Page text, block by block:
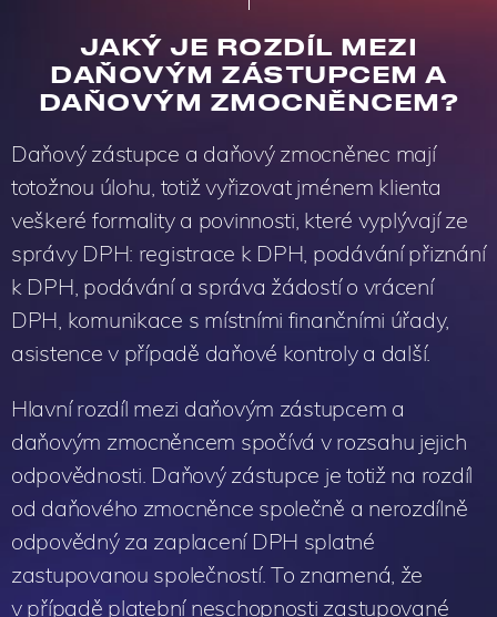
JAKÝ JE ROZDÍL MEZI
DAŇOVÝM ZÁSTUPCEM A
DAŇOVÝM ZMOCNĚNCEM?
Daňový zástupce a daňový zmocněnec mají
totožnou úlohu, totiž vyřizovat jménem klienta
veškeré formality a povinnosti, které vyplývají ze
správy DPH: registrace k DPH, podávání přiznání
k DPH, podávání a správa žádostí o vrácení
DPH, komunikace s místními finančními úřady,
asistence v případě daňové kontroly a další.
Hlavní rozdíl mezi daňovým zástupcem a
daňovým zmocněncem spočívá v rozsahu jejich
odpovědnosti. Daňový zástupce je totiž na rozdíl
od daňového zmocněnce společně a nerozdílně
odpovědný za zaplacení DPH splatné
zastupovanou společností. To znamená, že
v případě platební neschopnosti zastupované